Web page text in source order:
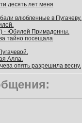
десять лет меня
влюбленные в Пугачеву.
- Юбилей Примадонны.
тайно посещала
Алла.
опять разрешила весну.